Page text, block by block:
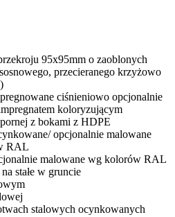
95x95mm o zaoblonych
przecieranego krzyżowo
ciśnieniowo opcjonalnie
koloryzującym
z bokami z HDPE
opcjonalnie malowane
RAL
malowane wg kolorów RAL
stałe w gruncie
stalowych ocynkowanych